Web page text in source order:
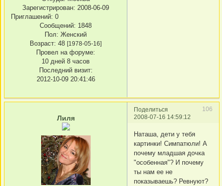
Зарегистрирован: 2008-06-09
Приглашений: 0
Сообщений: 1848
Пол: Женский
Возраст: 48 [1978-05-16]
Провел на форуме:
10 дней 8 часов
Последний визит:
2012-10-09 20:41:46
Поделиться
106
2008-07-16 14:59:12
Лиля
Наташа, дети у тебя
картинки! Симпатюли! А
почему младшая дочка
"особенная"? И почему
ты нам ее не
показываешь? Ревнуют?